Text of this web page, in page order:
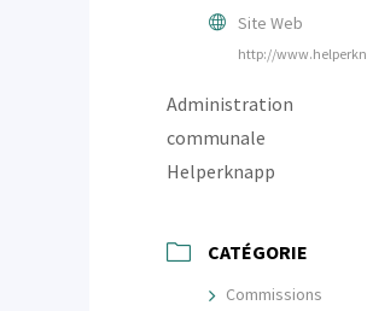
Site Web
http://
Administration
communale
Helperknapp
CATÉGORIE
Commissions